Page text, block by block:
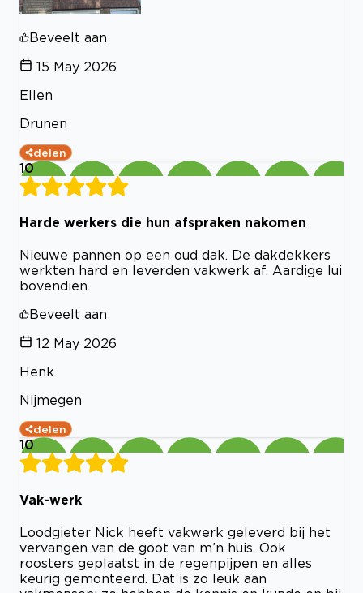
Beveelt aan
15 May 2026
Ellen
Drunen
delen
10
Harde werkers die hun afspraken nakomen
Nieuwe pannen op een oud dak. De dakdekkers
werkten hard en leverden vakwerk af. Aardige lui
bovendien.
Beveelt aan
12 May 2026
Henk
Nijmegen
delen
10
Vak-werk
Loodgieter Nick heeft vakwerk geleverd bij het
vervangen van de goot van m’n huis. Ook
roosters geplaatst in de regenpijpen en alles
keurig gemonteerd. Dat is zo leuk aan